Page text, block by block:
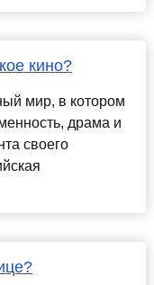
кино?
мир, в котором
драма и
своего